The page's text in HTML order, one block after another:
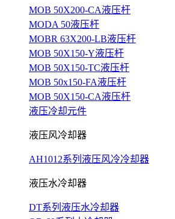
MOB 50X200-CA液压杆
MODA 50液压杆
MOBR 63X200-LB液压杆
MOB 50X150-Y液压杆
MOB 50X150-TC液压杆
MOB 50x150-FA液压杆
MOB 50X150-CA液压杆
液压冷却元件
液压风冷却器
AH1012系列液压风冷冷却器
液压水冷却器
DT系列液压水冷却器